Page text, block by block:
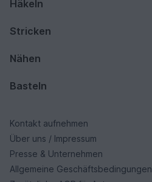
Häkeln
Stricken
Nähen
Basteln
Kontakt aufnehmen
Über uns / Impressum
Presse & Unternehmen
Allgemeine Geschäftsbedingungen